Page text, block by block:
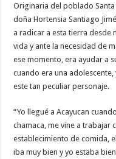
Originaria del poblado Santa
doña Hortensia Santiago
a radicar a esta tierra desde
vida y ante la necesidad de
ese momento, era ayudar a
cuando era una
este tan peculiar personaje.
“Yo llegué a Acayucan
chamaca, me vine a trabajar
establecimiento de comida,
iba muy bien y yo estaba